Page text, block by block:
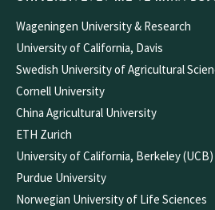
Wageningen University & Research
University of California, Davis
Swedish University of Agricultural
Cornell University
China Agricultural University
ETH Zurich
University of California, Berkeley (UCB)
Purdue University
Norwegian University of Life Sciences